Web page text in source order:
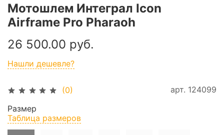
(0) арт. 124099
Мотошлем Интеграл Icon
Airframe Pro Pharaoh
26 500.00 руб.
Нашли дешевле?
Размер
Таблица размеров